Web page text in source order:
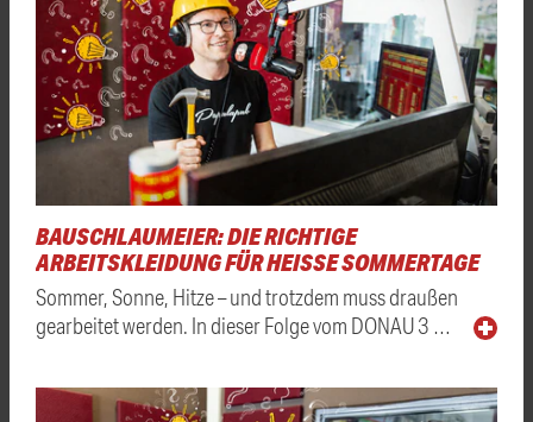
BAUSCHLAUMEIER: DIE RICHTIGE
ARBEITSKLEIDUNG FÜR HEISSE SOMMERTAGE
Sommer, Sonne, Hitze – und trotzdem muss draußen
gearbeitet werden. In dieser Folge vom DONAU 3 …